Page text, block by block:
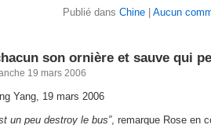
Publié dans Chine Aucun
son ornière et sauve qui
19 mars 2006
Yang, 19 mars 2006
un peu destroy le bus”, remarque Rose en